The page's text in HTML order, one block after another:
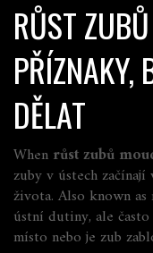
RŮST
PŘÍZNAKY,
DĚLAT
When růst zubů
zuby v ústech
života. Also known as
ústní dutiny, ale
místo nebo je zub